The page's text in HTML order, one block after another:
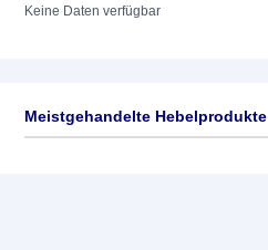
Keine Daten verfügbar
Meistgehandelte Hebelprodukte